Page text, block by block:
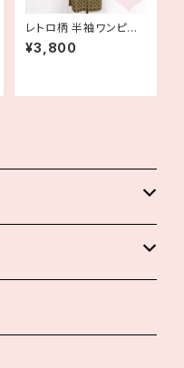
レトロ柄 半袖ワンピー
ス 古着
¥3,800